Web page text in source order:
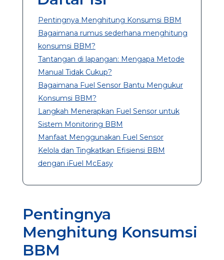
Pentingnya Menghitung Konsumsi BBM
Bagaimana rumus sederhana menghitung
konsumsi BBM?
Tantangan di lapangan: Mengapa Metode
Manual Tidak Cukup?
Bagaimana Fuel Sensor Bantu Mengukur
Konsumsi BBM?
Langkah Menerapkan Fuel Sensor untuk
Sistem Monitoring BBM
Manfaat Menggunakan Fuel Sensor
Kelola dan Tingkatkan Efisiensi BBM
dengan iFuel McEasy
Pentingnya
Menghitung Konsumsi
BBM